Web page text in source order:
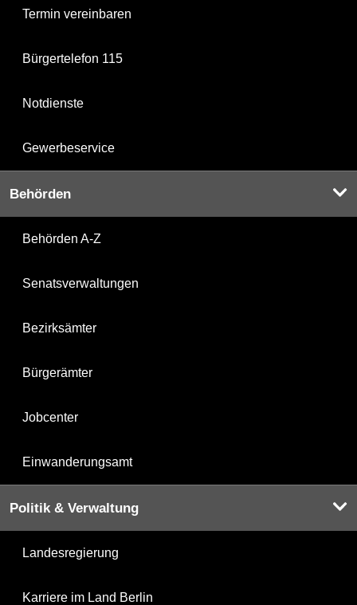
Termin vereinbaren
Bürgertelefon 115
Notdienste
Gewerbeservice
Behörden
Behörden A-Z
Senatsverwaltungen
Bezirksämter
Bürgerämter
Jobcenter
Einwanderungsamt
Politik & Verwaltung
Landesregierung
Karriere im Land Berlin